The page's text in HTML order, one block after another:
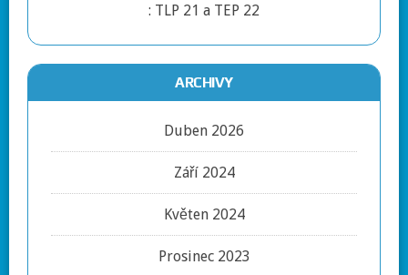
: TLP 21 a TEP 22
ARCHIVY
Duben 2026
Září 2024
Květen 2024
Prosinec 2023